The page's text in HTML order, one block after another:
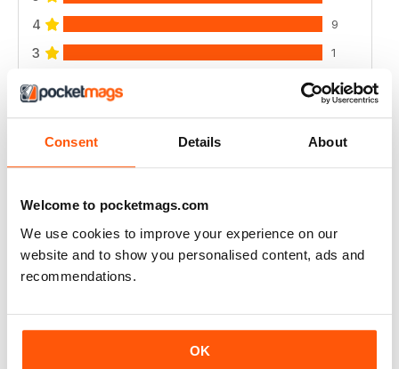
Consent Details About
Welcome to pocketmags.com
We use cookies to improve your experience on our
website and to show you personalised content, ads and
recommendations.
OK
4 9
3 1
2 0
VISUALIZZA LE RECENSIONI
TRADE MAGAZINE
photography